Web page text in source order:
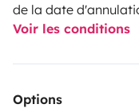
de la date
Voir les conditions
Options